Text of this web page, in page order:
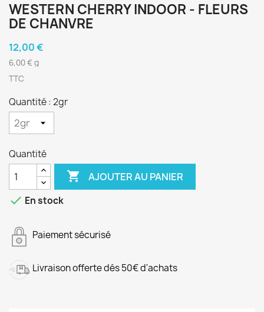
WESTERN CHERRY INDOOR - FLEURS
DE CHANVRE
12,00 €
6,00 € g
TTC
Quantité : 2gr
Quantité
 AJOUTER AU PANIER
 En stock
Paiement sécurisé
Livraison offerte dés 50€ d'achats